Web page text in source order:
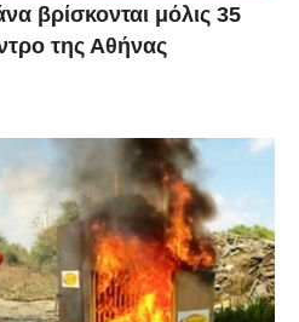
βρίσκονται μόλις 35
της Αθήνας